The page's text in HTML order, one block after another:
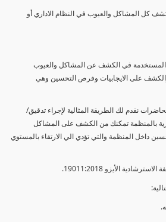
كل المشاكل والعيوب في النظام الاداري أو
المستخدمة في الكشف عن المشاكل والعيوب
والكشف على الايجابيات وفرص التحسين وهي
نقدم لك الطريقة المثالية لإجراء تدقيق/
بالمنظمة تمكنك من الكشف على المشاكل
داخل المنظمة والتي تؤدي الي الارتقاء بالمستوي
الأيزو 19011:2018.